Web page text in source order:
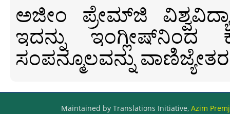
ಅಜೀಂ ಪ್ರೇಮ್‍ಜಿ
ಇದನ್ನು ಇಂಗ್ಲೀಷ್‍ನಿಂದ
ಸಂಪನ್ಮೂಲವನ್ನು
Maintained by Translations Initiative, Azim